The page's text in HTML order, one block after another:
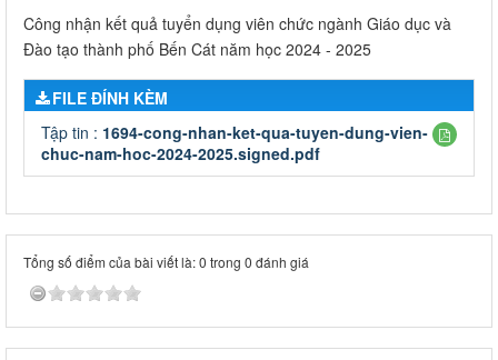
Công nhận kết quả tuyển dụng viên chức ngành Giáo dục và
Đào tạo thành phố Bến Cát năm học 2024 - 2025
FILE ĐÍNH KÈM
Tập tin : 1694-cong-nhan-ket-qua-tuyen-dung-vien-
chuc-nam-hoc-2024-2025.signed.pdf
Tổng số điểm của bài viết là: 0 trong 0 đánh giá